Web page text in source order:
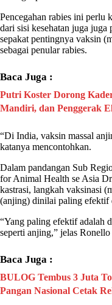
Pencegahan rabies ini perlu
dari sisi kesehatan juga
sepakat pentingnya vaksin
sebagai penularrabies.
Baca Juga :
Putri Koster Dorong
Mandiri, dan Penggerak
“Di India, vaksin massal
katanya mencontohkan.
Dalam pandangan Sub
for Animal Health se Asia
kastrasi, langkah vaksinasi
(anjing) dinilai paling efektif
“Yang paling efektif adalah
seperti anjing,” jelas
Baca Juga :
BULOG Tembus 3 Juta
Pangan Nasional Cetak